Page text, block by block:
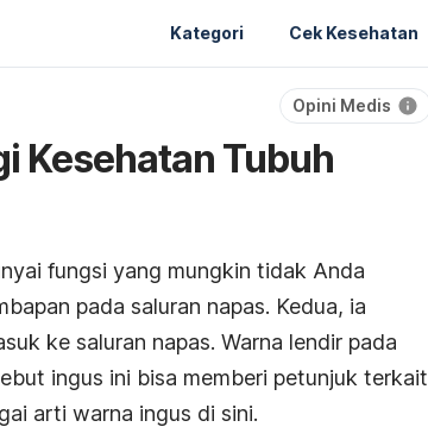
Kategori Cek Kesehatan
Opini Medis
Kesehatan Tubuh
fungsi yang mungkin tidak Anda
pada saluran napas. Kedua, ia
ke saluran napas. Warna lendir pada
ingus ini bisa memberi petunjuk terkait
arti warna ingus di sini.